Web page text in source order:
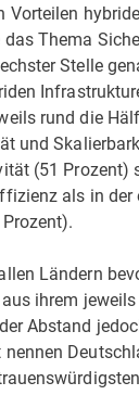
Vorteilen
Thema
Stelle
rund die
und
(51 Prozent)
als in der
Ländern
ihrem
Abstand